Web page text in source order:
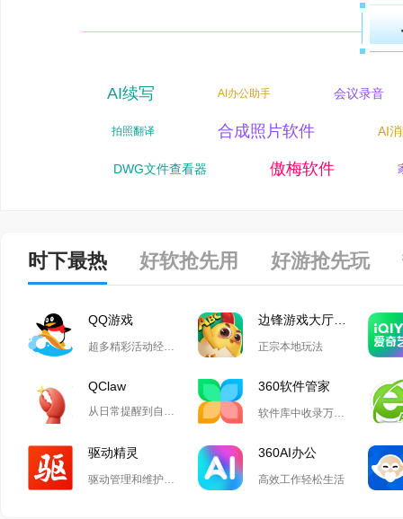
AI续写 AI办公助手 会议录音
拍照翻译 合成照片软件 AI
DWG文件查看器 傲梅软件
时下最热 好软抢先用 好游抢先玩
QQ游戏
超多精彩活动经典玩法尽在QQ游戏 正宗本地玩法
QClaw
从日常提醒到自动化开发,Qclaw解锁无限可能
360软件管家
软件库中收录万款正版软件
驱动精灵
驱动管理和维护工具
360AI办公
高效工作轻松生活